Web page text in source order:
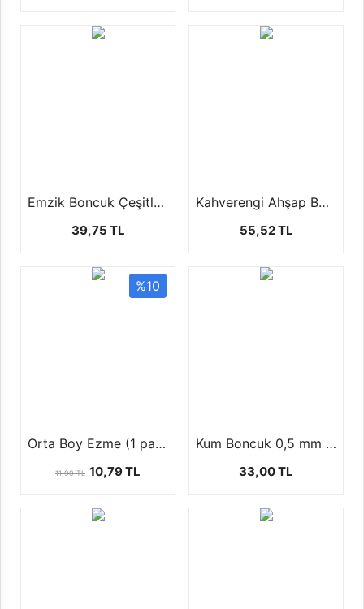
Emzik Boncuk Çeşitleri (1 paket-50 gr)
39,75 TL
Kahverengi Ahşap Boncuk (100 Gr)
55,52 TL
%10
Orta Boy Ezme (1 paket-20 ad)
11,99 TL 10,79 TL
Kum Boncuk 0,5 mm ( 1 paket 100 gr )
33,00 TL